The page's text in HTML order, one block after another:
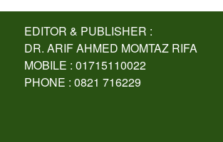
EDITOR & PUBLISHER :
DR. ARIF AHMED MOMTAZ RIFA
MOBILE : 01715110022
PHONE : 0821 716229